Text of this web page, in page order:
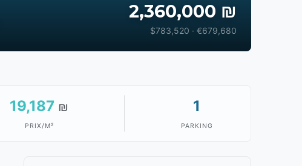
2,360,000 ₪
$783,520 · €679,680
19,187 ₪
PRIX/M²
1
PARKING